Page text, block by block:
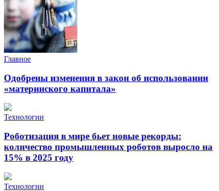
Главное
Одобрены изменения в закон об использовании
«материнского капитала»
Технологии
Роботизация в мире бьет новые рекорды:
количество промышленных роботов выросло на
15% в 2025 году
Технологии